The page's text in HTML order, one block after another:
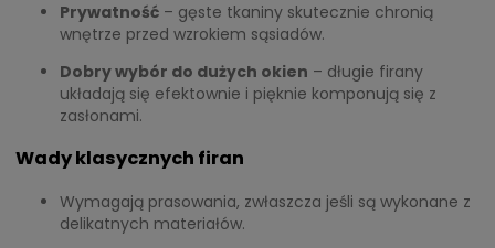
Prywatność – gęste tkaniny skutecznie chronią
wnętrze przed wzrokiem sąsiadów.
Dobry wybór do dużych okien – długie firany
układają się efektownie i pięknie komponują się z
zasłonami.
Wady klasycznych firan
Wymagają prasowania, zwłaszcza jeśli są wykonane z
delikatnych materiałów.